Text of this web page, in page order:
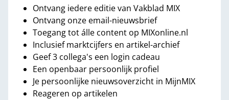
Ontvang iedere editie van Vakblad MIX
Ontvang onze email-nieuwsbrief
Toegang tot álle content op MIXonline.nl
Inclusief marktcijfers en artikel-archief
Geef 3 collega's een login cadeau
Een openbaar persoonlijk profiel
Je persoonlijke nieuwsoverzicht in MijnMIX
Reageren op artikelen